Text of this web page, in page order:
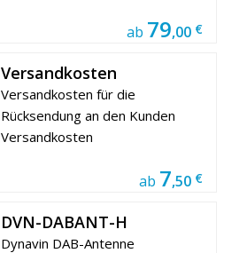
ab 79,00 €
Versandkosten
Versandkosten für die
Rücksendung an den Kunden
Versandkosten
ab 7,50 €
DVN-DABANT-H
Dynavin DAB-Antenne